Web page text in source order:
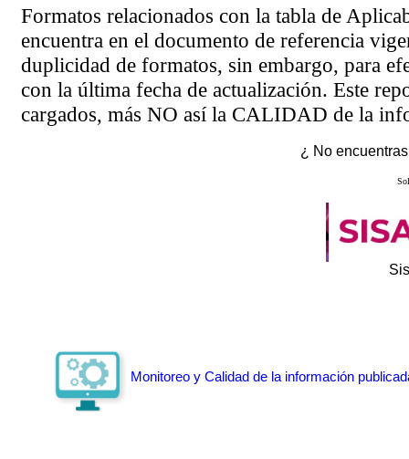
Formatos relacionados con la tabla de
encuentra en el documento de referencia
duplicidad de formatos, sin embargo, para
con la última fecha de actualización. Este
cargados, más NO así la CALIDAD de la
¿ No
Monitoreo y Calidad de la información